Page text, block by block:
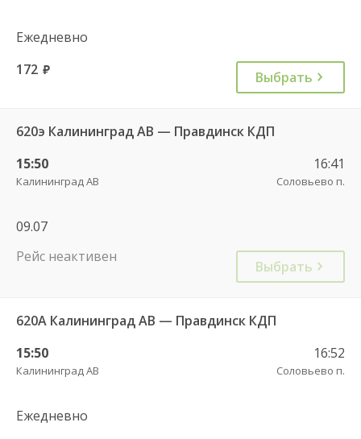
Ежедневно
172 руб. Выбрать
620э Калининград АВ — Правдинск КДП
15:50
Калининград АВ
16:41
Соловьево п.
09.07
Рейс неактивен
Выбрать
620А Калининград АВ — Правдинск КДП
15:50
Калининград АВ
16:52
Соловьево п.
Ежедневно